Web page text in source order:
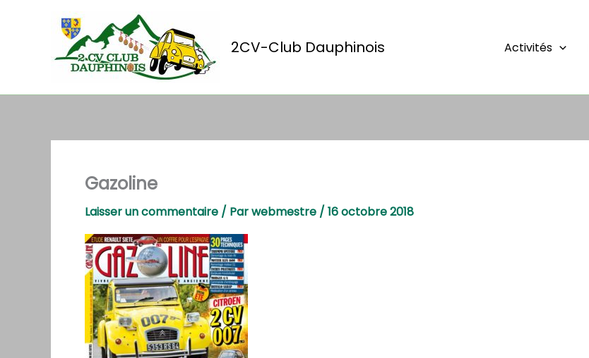
2CV-Club Dauphinois Activités
Gazoline
Laisser un commentaire / Parwebmestre / 16 octobre 2018